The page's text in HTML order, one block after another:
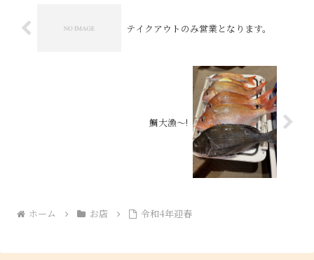
テイクアウトのみ営業となります。
鯛大漁〜!
ホーム お店 令和4年迎春